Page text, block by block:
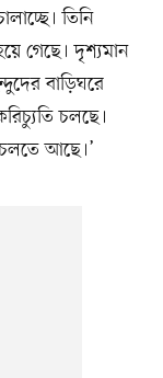
তিনি
গেছে। দৃশ্যমান
বাড়িঘরে
চলছে।
চলতে আছে।’